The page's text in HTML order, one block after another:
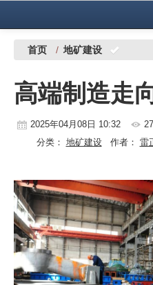
中国有色金属报社主办 广告服务
铜镍铅锌
铝
有色市场
科技
镁钛
地矿 建设
首页 / 地矿建设
高端制造走
2025年04月08日 10:32
分类： 地矿建设作者： 雷